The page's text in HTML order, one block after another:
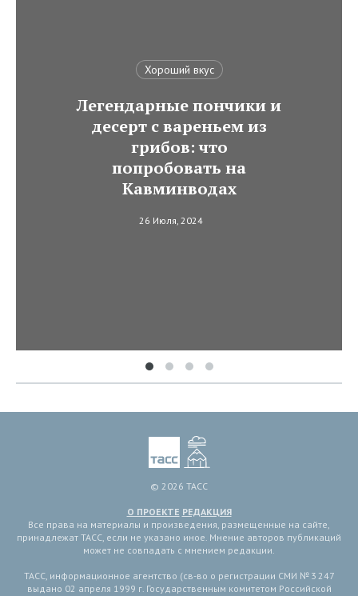
Хороший вкус
Легендарные пончики и
десерт с вареньем из
грибов: что
попробовать на
Кавминводах
26 Июля, 2024
© 2026 ТАСС
О ПРОЕКТЕ РЕДАКЦИЯ
Все права на материалы и произведения, размещенные на сайте,
принадлежат ТАСС, если не указано иное. Мнение авторов публикаций
может не совпадать с мнением редакции.
ТАСС, информационное агентство (св-во о регистрации СМИ № 3 247
выдано 02 апреля 1999 г. Государственным комитетом Российской